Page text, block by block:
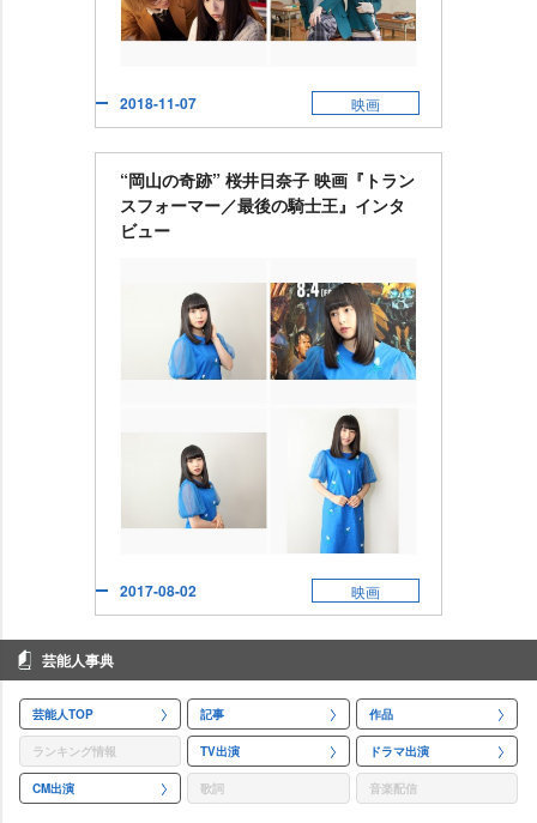
2018-11-07 映画
“岡山の奇跡” 桜井日奈子 映画『トラン
スフォーマー／最後の騎士王』インタ
ビュー
2017-08-02 映画
芸能人事典
芸能人TOP 記事 作品
ランキング情報 TV出演 ドラマ出演
CM出演 歌詞 音楽配信